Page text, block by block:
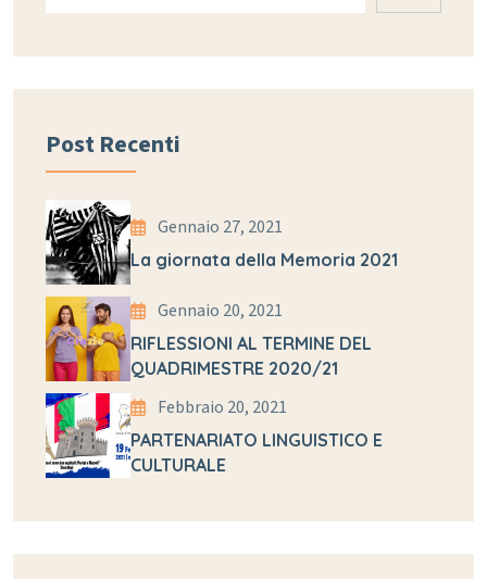
Post Recenti
Gennaio 27, 2021
La giornata della Memoria 2021
Gennaio 20, 2021
RIFLESSIONI AL TERMINE DEL
QUADRIMESTRE 2020/21
Febbraio 20, 2021
PARTENARIATO LINGUISTICO E
CULTURALE